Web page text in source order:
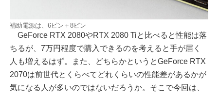
補助電源は、6ピン＋8ピン
GeForce RTX 2080やRTX 2080 Tiと比べると性能は落
ちるが、7万円程度で購入できるのを考えると手が届く
人も増えるはず。また、どちらかというとGeForce RTX
2070は前世代とくらべてどれくらいの性能差があるかが
気になる人が多いのではないだろうか。そこで今回は、